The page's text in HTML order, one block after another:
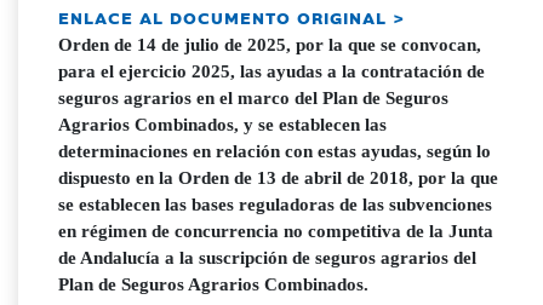
ENLACE AL DOCUMENTO ORIGINAL >
Orden de 14 de julio de 2025, por la que se convocan,
para el ejercicio 2025, las ayudas a la contratación de
seguros agrarios en el marco del Plan de Seguros
Agrarios Combinados, y se establecen las
determinaciones en relación con estas ayudas, según lo
dispuesto en la Orden de 13 de abril de 2018, por la que
se establecen las bases reguladoras de las subvenciones
en régimen de concurrencia no competitiva de la Junta
de Andalucía a la suscripción de seguros agrarios del
Plan de Seguros Agrarios Combinados.